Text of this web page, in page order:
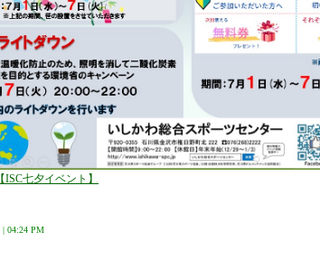
【ISC七夕イベント】
| 04:24 PM